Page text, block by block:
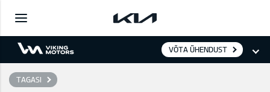
VÕTA ÜHENDUST
TAGASI